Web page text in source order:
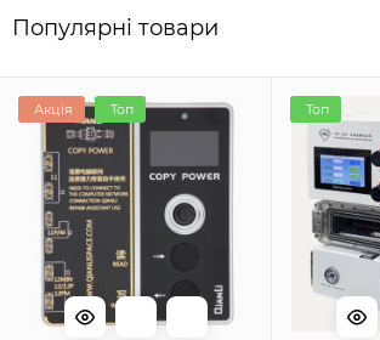
Популярні товари
Акція Топ Топ